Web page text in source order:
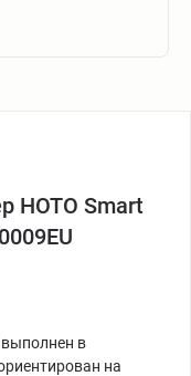
HOTO Smart
выполнен в
на